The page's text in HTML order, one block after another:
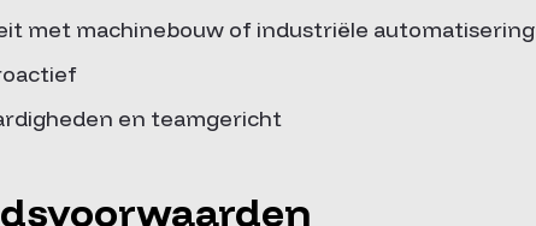
met machinebouw of industriële automatisering
en teamgericht